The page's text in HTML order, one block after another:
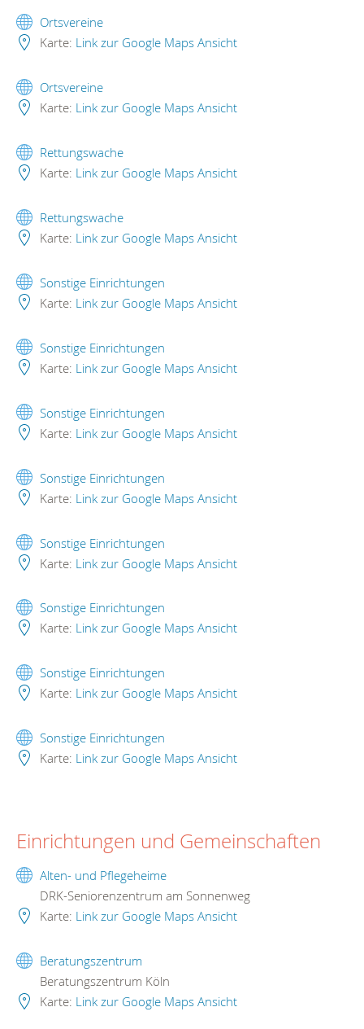
Ortsvereine
Karte: Link zur Google Maps Ansicht
Ortsvereine
Karte: Link zur Google Maps Ansicht
Rettungswache
Karte: Link zur Google Maps Ansicht
Rettungswache
Karte: Link zur Google Maps Ansicht
Sonstige Einrichtungen
Karte: Link zur Google Maps Ansicht
Sonstige Einrichtungen
Karte: Link zur Google Maps Ansicht
Sonstige Einrichtungen
Karte: Link zur Google Maps Ansicht
Sonstige Einrichtungen
Karte: Link zur Google Maps Ansicht
Sonstige Einrichtungen
Karte: Link zur Google Maps Ansicht
Sonstige Einrichtungen
Karte: Link zur Google Maps Ansicht
Sonstige Einrichtungen
Karte: Link zur Google Maps Ansicht
Sonstige Einrichtungen
Karte: Link zur Google Maps Ansicht
Einrichtungen und Gemeinschaften
Alten- und Pflegeheime
DRK-Seniorenzentrum am Sonnenweg
Karte: Link zur Google Maps Ansicht
Beratungszentrum
Beratungszentrum Köln
Karte: Link zur Google Maps Ansicht